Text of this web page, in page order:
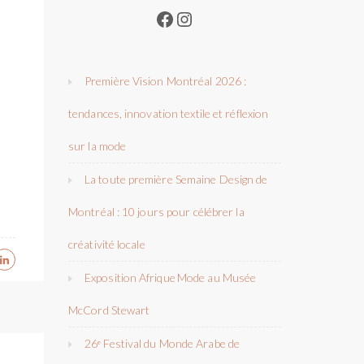
Facebook
Instagram
Première Vision Montréal 2026 :
tendances, innovation textile et réflexion
sur la mode
La toute première Semaine Design de
Montréal : 10 jours pour célébrer la
créativité locale
Exposition Afrique Mode au Musée
McCord Stewart
26ᵉ Festival du Monde Arabe de